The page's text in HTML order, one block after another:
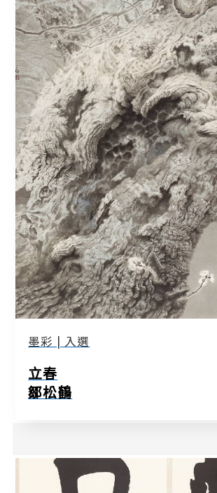
墨彩 | 入選
立春
鄒松鶴